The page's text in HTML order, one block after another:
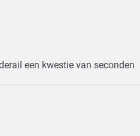
een kwestie van seconden